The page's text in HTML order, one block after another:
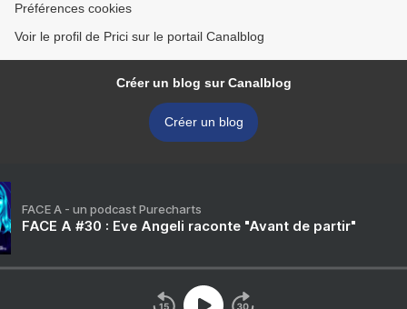
Préférences cookies
Voir le profil de Prici sur le portail Canalblog
Créer un blog sur Canalblog
Créer un blog
FACE A - un podcast Purecharts
FACE A #30 : Eve Angeli raconte "Avant de partir"